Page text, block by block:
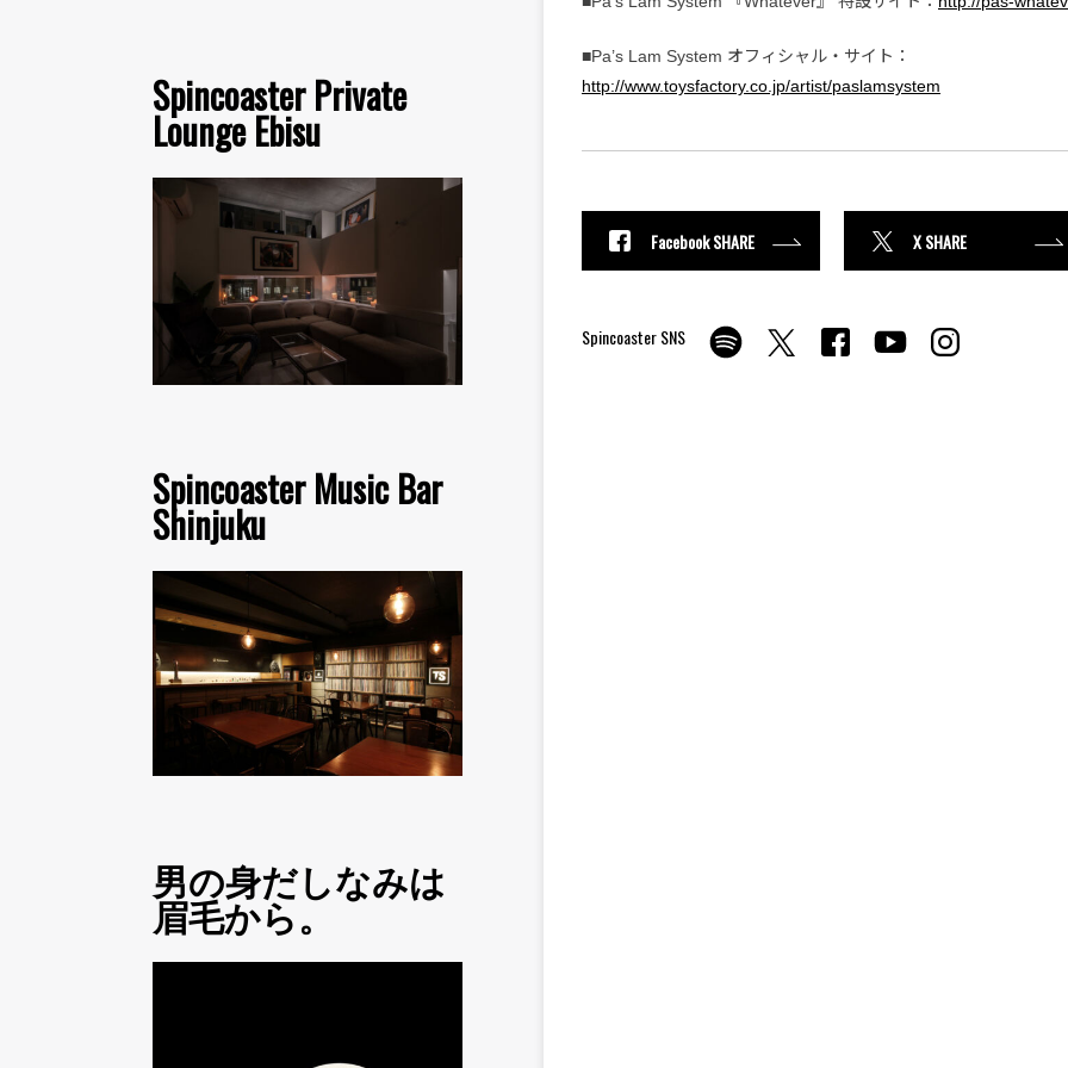
Spincoaster Private
Lounge Ebisu
Spincoaster Music Bar
Shinjuku
男の身だしなみは
眉毛から。
■Pa’s Lam System オフィシャル・サイト：
http://www.toysfactory.co.jp/artist/paslamsystem
Facebook SHARE X SHARE
Spincoaster SNS